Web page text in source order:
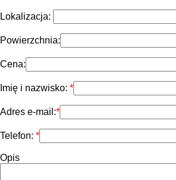
Lokalizacja:
Powierzchnia:
Cena:
Imię i nazwisko:
Adres e-mail:
Telefon:
Opis